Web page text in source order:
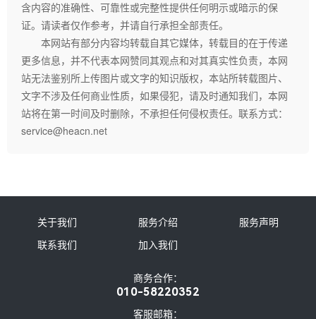
含内容的准确性、可靠性或完整性提供任何明示或暗示的保
证。请读者仅作参考，并请自行承担全部责任。
本网站有部分内容均转载自其它媒体，转载目的在于传递
更多信息，并不代表本网赞同其观点和对其真实性负责，本网
站无法鉴别所上传图片或文字的知识版权，本站所转载图片、
文字不涉及任何商业性质，如果侵犯，请及时通知我们，本网
站将在第一时间及时删除，不承担任何侵权责任。联系方式：
service@heacn.net
关于我们 服务介绍
服务声明
联系我们
加入我们
商务合作：
010-58220352
客服邮箱：